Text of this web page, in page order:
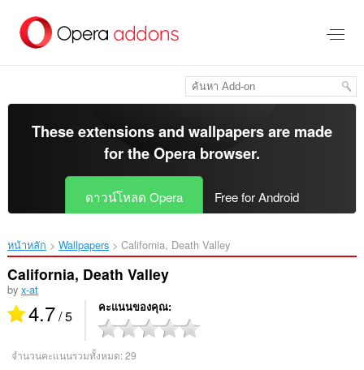
These extensions and wallpapers are made
for theOpera browser.
ดาวน์โหลด Opera Free for Android
หน้าหลัก Wallpapers California, Death Valley‎
California, Death Valley
by x-at
4.7/ 5 คะแนนของคุณ
จำนวนคะแนนรวมทั้งหมด:29